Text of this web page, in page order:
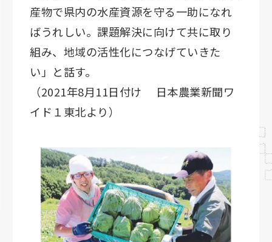
産物で県内の水産資源を守る一助になれ
ばうれしい。課題解決に向けて共に取り
組み、地域の活性化につなげていきた
い」と話す。
（2021年8月11日付け 日本農業新聞ワ
イド１東北より）